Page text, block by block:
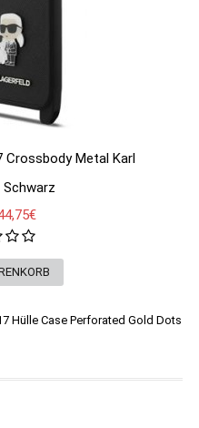
Crossbody Metal Karl
Hülle Case Perforated Gold Dots